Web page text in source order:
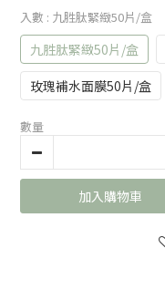
入數 : 九胜肽緊緻50片/盒
九胜肽緊緻50片/盒
玫瑰補水面膜50片/盒
數量
加入購物車